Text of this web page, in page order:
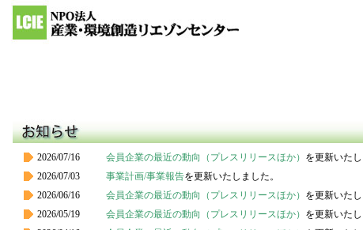
2026/07/16 会員企業の最近の動向（プレスリリースほか） を更新いたし
2026/07/03
事業計画/事業報告を更新いたしました。
2026/06/16
会員企業の最近の動向（プレスリリースほか） を更新いたし
2026/05/19
会員企業の最近の動向（プレスリリースほか） を更新いたし